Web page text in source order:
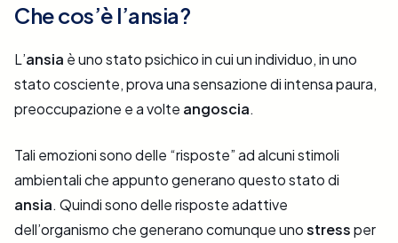
Che cos’è l’ansia?
L’ansia è uno stato psichico in cui un individuo, in uno
stato cosciente, prova una sensazione di intensa paura,
preoccupazione e a volte angoscia.
Tali emozioni sono delle “risposte” ad alcuni stimoli
ambientali che appunto generano questo stato di
ansia. Quindi sono delle risposte adattive
dell’organismo che generano comunque unostressper